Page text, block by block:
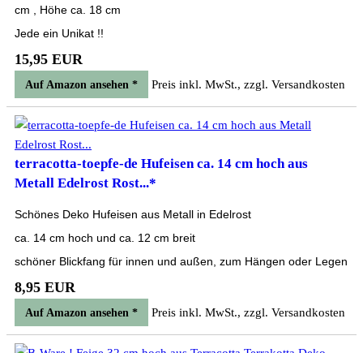
cm , Höhe ca. 18 cm
Jede ein Unikat !!
15,95 EUR
Auf Amazon ansehen * Preis inkl. MwSt., zzgl. Versandkosten
terracotta-toepfe-de Hufeisen ca. 14 cm hoch aus
Metall Edelrost Rost...*
Schönes Deko Hufeisen aus Metall in Edelrost
ca. 14 cm hoch und ca. 12 cm breit
schöner Blickfang für innen und außen, zum Hängen oder Legen
8,95 EUR
Auf Amazon ansehen * Preis inkl. MwSt., zzgl. Versandkosten